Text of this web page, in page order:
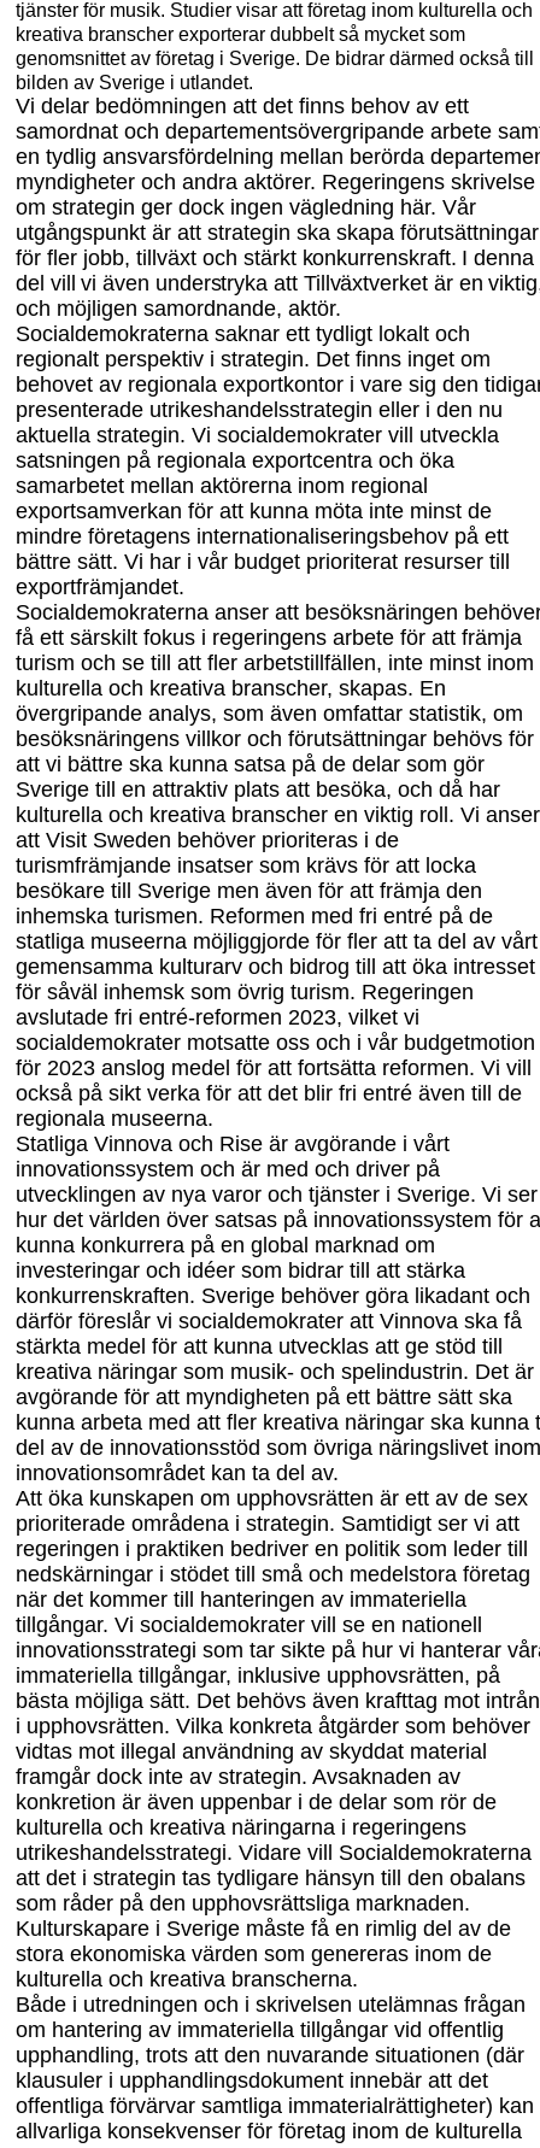
tjänster för musik. Studier visar att företag inom kulturella och
kreativa branscher exporterar dubbelt så mycket som
genomsnittet av företag i Sverige. De bidrar därmed också till
bilden av Sverige i utlandet.
Vi delar bedömningen att det finns behov av ett
samordnat och departementsövergripande arbete
en tydlig ansvarsfördelning mellan berörda
myndigheter och andra aktörer. Regeringens skrivelse
om strategin ger dock ingen vägledning här. Vår
utgångspunkt är att strategin ska skapa förutsättningar
för fler jobb, tillväxt och stärkt konkurrenskraft. I denna
del vill vi även understryka att Tillväxtverket är en
och möjligen samordnande, aktör.
Socialdemokraterna saknar ett tydligt lokalt och
regionalt perspektiv i strategin. Det finns inget om
behovet av regionala exportkontor i vare sig den
presenterade utrikeshandelsstrategin eller i den nu
aktuella strategin. Vi socialdemokrater vill utveckla
satsningen på regionala exportcentra och öka
samarbetet mellan aktörerna inom regional
exportsamverkan för att kunna möta inte minst de
mindre företagens internationaliseringsbehov på ett
bättre sätt. Vi har i vår budget prioriterat resurser till
exportfrämjandet.
Socialdemokraterna anser att besöksnäringen
få ett särskilt fokus i regeringens arbete för att främja
turism och se till att fler arbetstillfällen, inte minst inom
kulturella och kreativa branscher, skapas. En
övergripande analys, som även omfattar statistik, om
besöksnäringens villkor och förutsättningar behövs för
att vi bättre ska kunna satsa på de delar som gör
Sverige till en attraktiv plats att besöka, och då har
kulturella och kreativa branscher en viktig roll. Vi anser
att Visit Sweden behöver prioriteras i de
turismfrämjande insatser som krävs för att locka
besökare till Sverige men även för att främja den
inhemska turismen. Reformen med fri entré på de
statliga museerna möjliggjorde för fler att ta del av vårt
gemensamma kulturarv och bidrog till att öka intresset
för såväl inhemsk som övrig turism. Regeringen
avslutade fri entré-reformen 2023, vilket vi
socialdemokrater motsatte oss och i vår budgetmotion
för 2023 anslog medel för att fortsätta reformen. Vi vill
också på sikt verka för att det blir fri entré även till de
regionala museerna.
Statliga Vinnova och Rise är avgörande i vårt
innovationssystem och är med och driver på
utvecklingen av nya varor och tjänster i Sverige. Vi ser
hur det världen över satsas på innovationssystem för
kunna konkurrera på en global marknad om
investeringar och idéer som bidrar till att stärka
konkurrenskraften. Sverige behöver göra likadant och
därför föreslår vi socialdemokrater att Vinnova ska få
stärkta medel för att kunna utvecklas att ge stöd till
kreativa näringar som musik- och spelindustrin. Det är
avgörande för att myndigheten på ett bättre sätt ska
kunna arbeta med att fler kreativa näringar ska kunna
del av de innovationsstöd som övriga näringslivet inom
innovationsområdet kan ta del av.
Att öka kunskapen om upphovsrätten är ett av de sex
prioriterade områdena i strategin. Samtidigt ser vi att
regeringen i praktiken bedriver en politik som leder till
nedskärningar i stödet till små och medelstora företag
när det kommer till hanteringen av immateriella
tillgångar. Vi socialdemokrater vill se en nationell
innovationsstrategi som tar sikte på hur vi hanterar
immateriella tillgångar, inklusive upphovsrätten, på
bästa möjliga sätt. Det behövs även krafttag mot
i upphovsrätten. Vilka konkreta åtgärder som behöver
vidtas mot illegal användning av skyddat material
framgår dock inte av strategin. Avsaknaden av
konkretion är även uppenbar i de delar som rör de
kulturella och kreativa näringarna i regeringens
utrikeshandelsstrategi. Vidare vill Socialdemokraterna
att det i strategin tas tydligare hänsyn till den obalans
som råder på den upphovsrättsliga marknaden.
Kulturskapare i Sverige måste få en rimlig del av de
stora ekonomiska värden som genereras inom de
kulturella och kreativa branscherna.
Både i utredningen och i skrivelsen utelämnas frågan
om hantering av immateriella tillgångar vid offentlig
upphandling, trots att den nuvarande situationen (där
klausuler i upphandlingsdokument innebär att det
offentliga förvärvar samtliga immaterial rättigheter) kan
allvarliga konsekvenser för företag inom de kulturella